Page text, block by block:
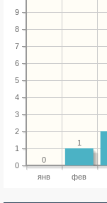
янв фев
0
1
2
3
4
5
6
7
8
9
1
0